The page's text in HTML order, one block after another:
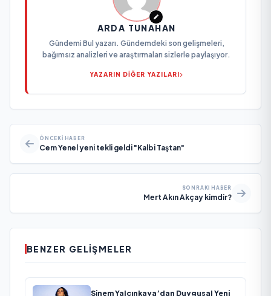
ARDA TUNAHAN
Gündemi Bul yazarı. Gündemdeki son gelişmeleri,
bağımsız analizleri ve araştırmaları sizlerle paylaşıyor.
YAZARIN DİĞER YAZILARI
ÖNCEKI HABER
Cem Yenel yeni tekli geldi "Kalbi Taştan"
SONRAKI HABER
Mert Akın Akçay kimdir?
BENZER GELIŞMELER
Sinem Yalçınkaya’dan Duygusal Yeni